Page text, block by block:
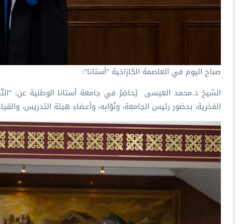
‏صباح اليوم في العاصمة الكازاخية "أستانا":
‏الشيخ د.⁧‫محمد العيسى‬⁩ ‬⁩ يُحاضِرُ في جامعة أستانا الوطنية عن:
الفخرية، بحضور رئيس الجامعة، ونُوّابِه، وأعضاءِ هيئة التدريس،